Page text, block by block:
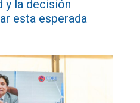
y la decisión
esta esperada